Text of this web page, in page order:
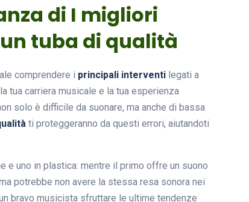
di I migliori
tuba di qualità
comprendere i principali interventi legati a
tua carriera musicale e la tua esperienza
solo è difficile da suonare, ma anche di bassa
ti proteggeranno da questi errori, aiutandoti
e uno in plastica: mentre il primo offre un suono
potrebbe non avere la stessa resa sonora nei
bravo musicista sfruttare le ultime tendenze